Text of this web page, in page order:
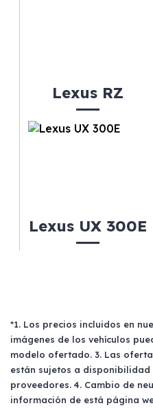
Lexus RZ
Lexus UX 300E
*1. Los precios incluidos en
imágenes de los vehículos
modelo ofertado. 3. Las
están sujetos a disponibilidad
proveedores. 4. Cambio de
información de está página